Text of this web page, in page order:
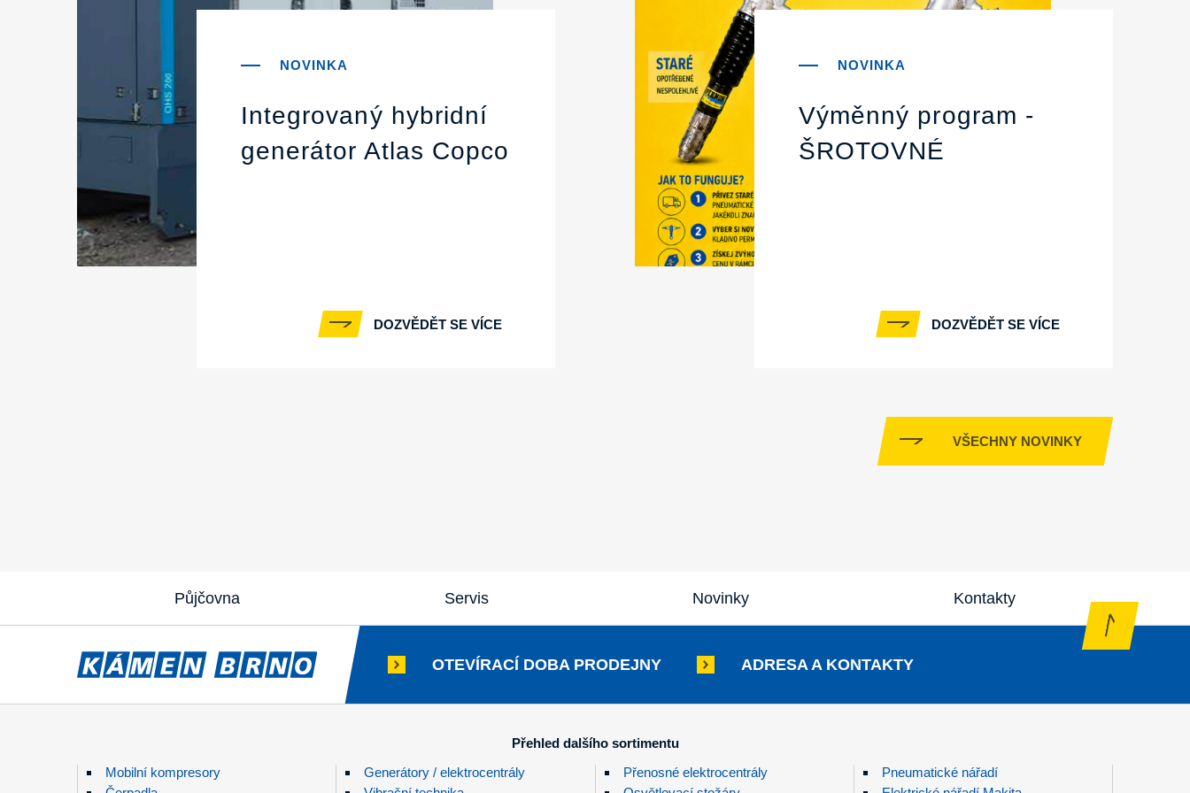
Integrovaný hybridní
generátor Atlas Copco
DOZVĚDĚT SE VÍCE
Výměnný program -
ŠROTOVNÉ
DOZVĚDĚT SE VÍCE
VŠECHNY NOVINKY
Půjčovna Servis Novinky Kontakty
OTEVÍRACÍ DOBA PRODEJNY ADRESA A KONTAKTY
Přehled dalšího sortimentu
Mobilní kompresory
Generátory / elektrocentrály Přenosné elektrocentrály
Pneumatické nářadí